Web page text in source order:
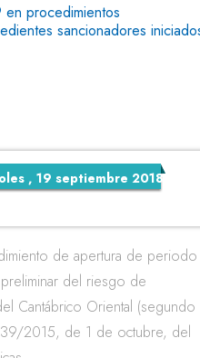
procedimientos
sancionadores
19 de
, 19 septiembre 2018
de apertura de periodo
del riesgo de
Cantábrico Oriental (segundo
2015, de 1 de octubre, del